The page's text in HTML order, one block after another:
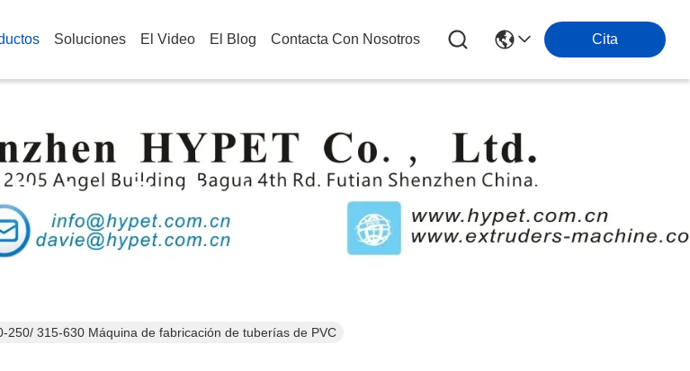
Soluciones El Video El Blog Contacta Con Nosotros Cita
De Los Productos
250/ 315-630 Máquina de fabricación de tuberías de PVC